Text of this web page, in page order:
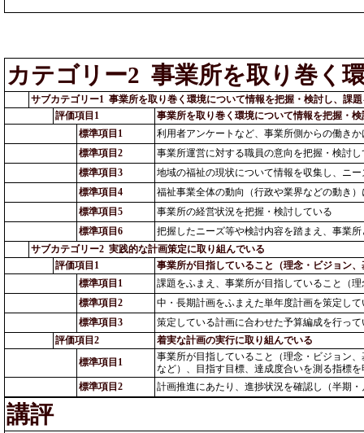
カテゴリー2 事業所を取り巻く
サブカテゴリー1 事業所を取り巻く環境について情報を把握・検討し、課
評価項目1
事業所を取り巻く環境について情報を把握・
標準項目1
利用者アンケートなど、事業所側からの働き
標準項目2
事業所運営に対する職員の意向を把握・検討し
標準項目3
地域の福祉の現状について情報を収集し、ニ
標準項目4
福祉事業全体の動向（行政や業界などの動き
標準項目5
事業所の経営状況を把握・検討している
標準項目6
把握したニーズ等や検討内容を踏まえ、事業
サブカテゴリー2 実践的な計画策定に取り組んでいる
評価項目1
事業所が目指していること（理念・ビジョン
標準項目1
課題をふまえ、事業所が目指していること（
標準項目2
中・長期計画をふまえた単年度計画を策定して
標準項目3
策定している計画に合わせた予算編成を行って
評価項目2
着実な計画の実行に取り組んでいる
標準項目1
事業所が目指していること（理念・ビジョン
など）、目指す目標、達成度合いを測る指標
標準項目2
計画推進にあたり、進捗状況を確認し（半期
講評